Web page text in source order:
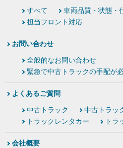
すべて 車両品質・状態・
担当フロント対応
お問い合わせ
全般的なお問い合わせ
緊急で中古トラックの手配が
よくあるご質問
中古トラック
中古トラッ
トラックレンタカー
トラ
会社概要